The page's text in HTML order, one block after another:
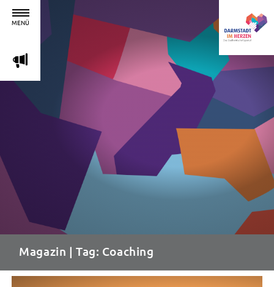
MENÜ
m
Magazin | Tag: Coaching